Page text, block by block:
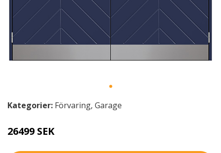
Kategorier: Förvaring, Garage
26499 SEK